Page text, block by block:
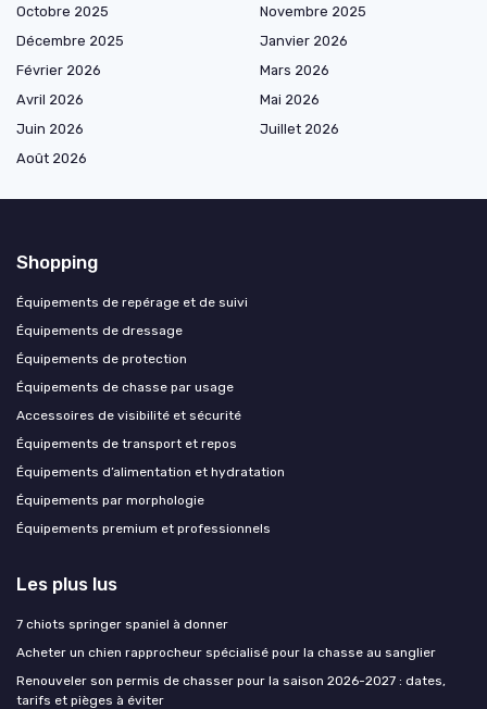
Octobre 2025
Novembre 2025
Décembre 2025
Janvier 2026
Février 2026
Mars 2026
Avril 2026
Mai 2026
Juin 2026
Juillet 2026
Août 2026
Shopping
Équipements de repérage et de suivi
Équipements de dressage
Équipements de protection
Équipements de chasse par usage
Accessoires de visibilité et sécurité
Équipements de transport et repos
Équipements d’alimentation et hydratation
Équipements par morphologie
Équipements premium et professionnels
Les plus lus
7 chiots springer spaniel à donner
Acheter un chien rapprocheur spécialisé pour la chasse au sanglier
Renouveler son permis de chasser pour la saison 2026-2027 : dates,
tarifs et pièges à éviter